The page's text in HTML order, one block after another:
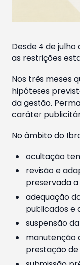
Desde 4 de
as restrições
Nos três meses
hipóteses
da gestão.
caráter
No âmbito do
ocultação
revisão e
preservada
adequação
publicados e
suspensão
manutenção
prestação